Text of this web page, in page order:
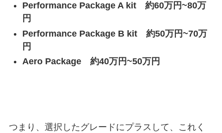
Performance Package A kit 約60万円~80万
円
Performance Package B kit 約50万円~70万
円
Aero Package 約40万円~50万円
つまり、選択したグレードにプラスして、これく